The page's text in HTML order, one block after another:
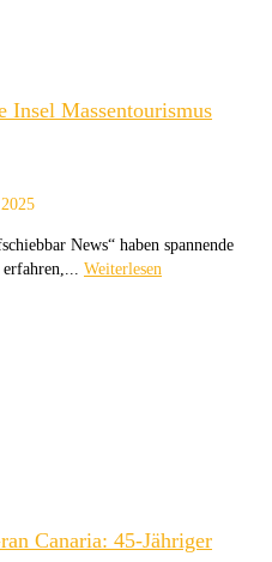
Insel Massentourismus
News“ haben spannende
Weiterlesen
Canaria: 45-Jähriger